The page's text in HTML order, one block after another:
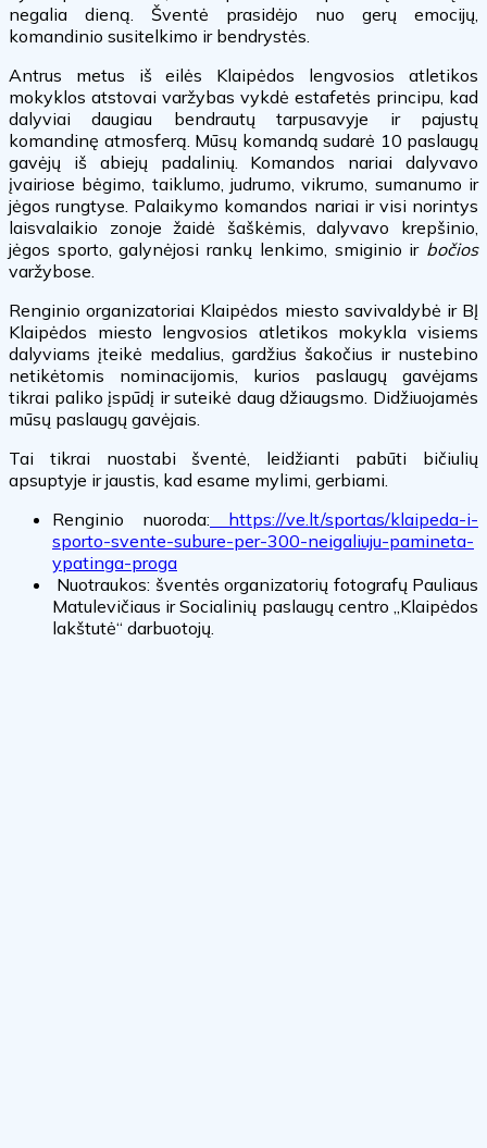
negalia dieną. Šventė prasidėjo nuo gerų emocijų,
komandinio susitelkimo ir bendrystės.
Antrus metus iš eilės Klaipėdos lengvosios atletikos
mokyklos atstovai varžybas vykdė estafetės principu, kad
dalyviai daugiau bendrautų tarpusavyje ir pajustų
komandinę atmosferą. Mūsų komandą sudarė 10 paslaugų
gavėjų iš abiejų padalinių. Komandos nariai dalyvavo
įvairiose bėgimo, taiklumo, judrumo, vikrumo, sumanumo ir
jėgos rungtyse. Palaikymo komandos nariai ir visi norintys
laisvalaikio zonoje žaidė šaškėmis, dalyvavo krepšinio,
jėgos sporto, galynėjosi rankų lenkimo, smiginio ir bočios
varžybose.
Renginio organizatoriai Klaipėdos miesto savivaldybė ir BĮ
Klaipėdos miesto lengvosios atletikos mokykla visiems
dalyviams įteikė medalius, gardžius šakočius ir nustebino
netikėtomis nominacijomis, kurios paslaugų gavėjams
tikrai paliko įspūdį ir suteikė daug džiaugsmo. Didžiuojamės
mūsų paslaugų gavėjais.
Tai tikrai nuostabi šventė, leidžianti pabūti bičiulių
apsuptyje ir jaustis, kad esame mylimi, gerbiami.
Renginio nuoroda: https://ve.lt/sportas/klaipeda-i-
sporto-svente-subure-per-300-neigaliuju-pamineta-
ypatinga-proga
Nuotraukos: šventės organizatorių fotografų Pauliaus
Matulevičiaus ir Socialinių paslaugų centro „Klaipėdos
lakštutė“ darbuotojų.